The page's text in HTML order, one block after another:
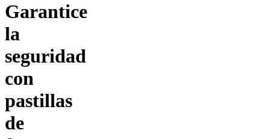
Garantice
la
seguridad
con
pastillas
de